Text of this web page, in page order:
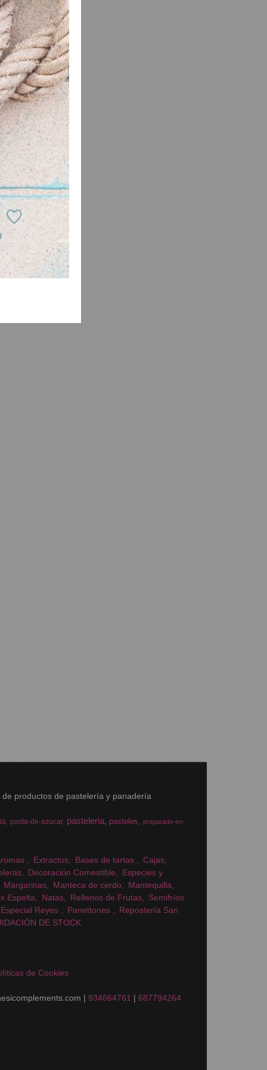
productos de pastelería y panadería
pasta-de-azucar pasteleria pasteles
preparado-en-
Extractos Bases de tartas
Cajas
Decoración Comestible
Especies y
Margarinas Manteca de cerdo
Mantequilla
Espelta Natas Rellenos de Frutas
Semifríos
Especial Reyes Panettones
Repostería San
DE STOCK
de Cookies
| 934664761 | 687794264